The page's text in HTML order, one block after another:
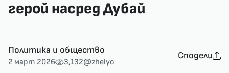
герой насред Дубай
Политика и общество
2 март 2026 3,132@zhelyo
Сподели